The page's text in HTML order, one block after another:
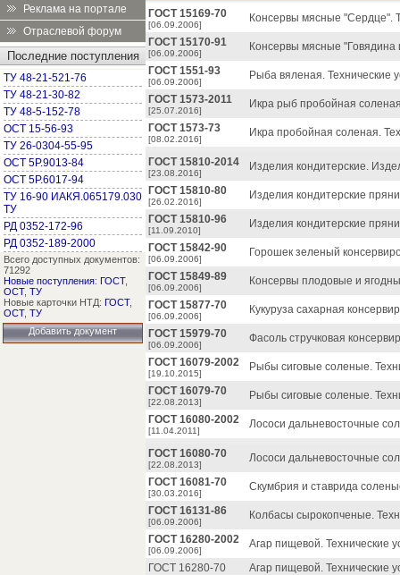
Реклама на портале
Отраслевой форум
Последние поступления
ТУ 48-21-521-76
ТУ 48-21-30-82
ТУ 48-5-152-78
ОСТ 15-56-93
ТУ 26-0304-55-95
ОСТ 5Р.9013-84
ОСТ 5Р.6017-94
ТУ 16-90 ИАКЯ.065179.030
ТУ
РД 0352-172-96
РД 0352-189-2000
Всего доступных документов:
71292
Новые поступления: ГОСТ,
ОСТ, ТУ
Новые карточки НТД: ГОСТ,
ОСТ, ТУ
Добавить документ
ГОСТ 15169-70
[06.09.2006]
Консервы мясные "Сердце".
ГОСТ 15170-91
[06.09.2006]
Консервы мясные "Говядина
ГОСТ 1551-93
[06.09.2006]
Рыба вяленая. Технические
ГОСТ 1573-2011
[25.07.2016]
Икра рыб пробойная
ГОСТ 1573-73
[08.02.2016]
Икра пробойная соленая.
ГОСТ 15810-2014
[23.08.2016]
Изделия кондитерские.
ГОСТ 15810-80
[26.02.2016]
Изделия кондитерские
ГОСТ 15810-96
[11.09.2010]
Изделия кондитерские
ГОСТ 15842-90
[06.09.2006]
Горошек зеленый
ГОСТ 15849-89
[06.09.2006]
Консервы плодовые и
ГОСТ 15877-70
[06.09.2006]
Кукуруза сахарная
ГОСТ 15979-70
[06.09.2006]
Фасоль стручковая
ГОСТ 16079-2002
[19.10.2015]
Рыбы сиговые соленые.
ГОСТ 16079-70
[22.08.2013]
Рыбы сиговые соленые.
ГОСТ 16080-2002
[11.04.2011]
Лососи дальневосточные
ГОСТ 16080-70
[22.08.2013]
Лососи дальневосточные
ГОСТ 16081-70
[30.03.2016]
Скумбрия и ставрида
ГОСТ 16131-86
[06.09.2006]
Колбасы сырокопченые.
ГОСТ 16280-2002
[06.09.2006]
Агар пищевой. Технические
ГОСТ 16280-70
Агар пищевой. Технические